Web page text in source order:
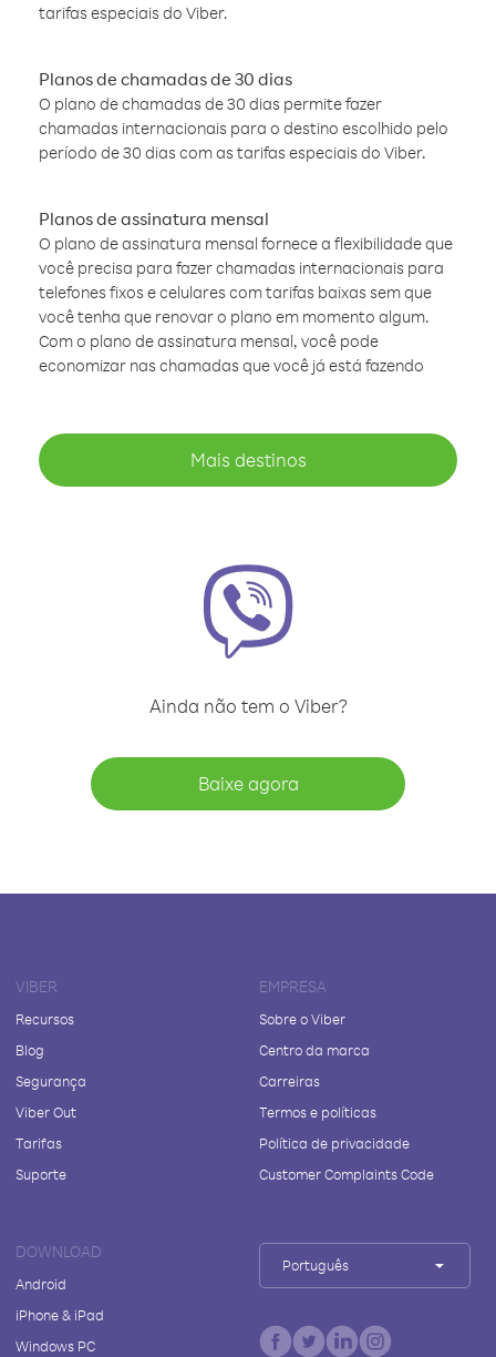
tarifas especiais do Viber.
Planos de chamadas de 30 dias
O plano de chamadas de 30 dias permite fazer
chamadas internacionais para o destino escolhido pelo
período de 30 dias com as tarifas especiais do Viber.
Planos de assinatura mensal
O plano de assinatura mensal fornece a flexibilidade que
você precisa para fazer chamadas internacionais para
telefones fixos e celulares com tarifas baixas sem que
você tenha que renovar o plano em momento algum.
Com o plano de assinatura mensal, você pode
economizar nas chamadas que você já está fazendo
Mais destinos
Ainda não tem o Viber?
Baixe agora
VIBER
Recursos
Blog
Segurança
Viber Out
Tarifas
Suporte
EMPRESA
Sobre o Viber
Centro da marca
Carreiras
Termos e políticas
Política de privacidade
Customer Complaints Code
DOWNLOAD
Android
iPhone & iPad
Windows PC
Português